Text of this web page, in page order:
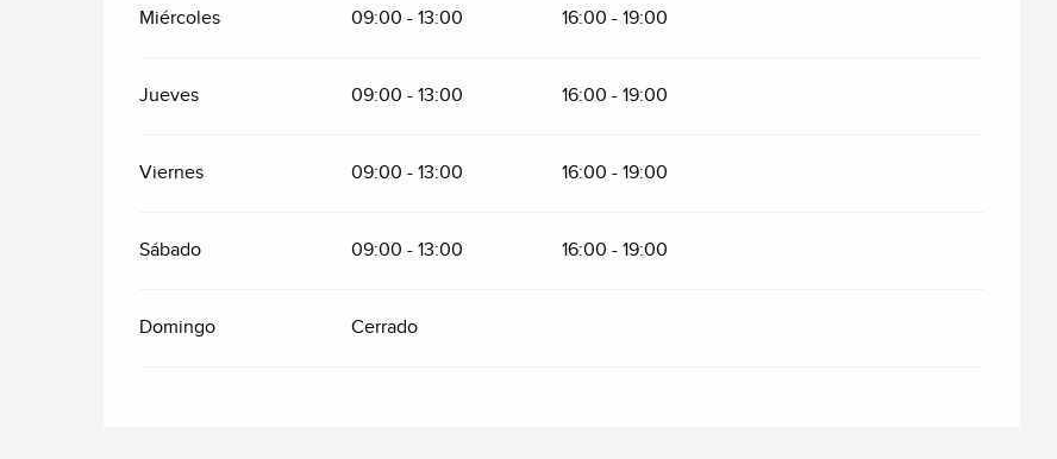
Miércoles 09:00 - 13:00 16:00 - 19:00
Jueves 09:00 - 13:00 16:00 - 19:00
Viernes 09:00 - 13:00 16:00 - 19:00
Sábado 09:00 - 13:00 16:00 - 19:00
Domingo Cerrado